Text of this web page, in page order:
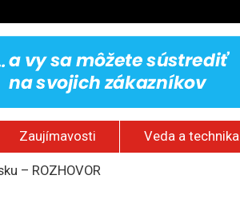
Zaujímavosti Veda a technika
– ROZHOVOR